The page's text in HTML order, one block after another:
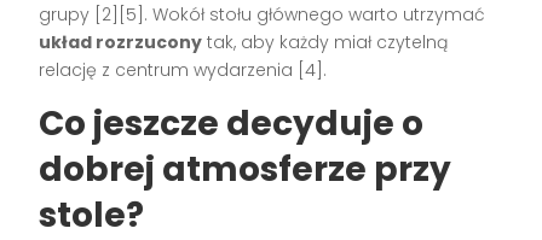
grupy [2][5]. Wokół stołu głównego warto utrzymać
układ rozrzucony tak, aby każdy miał czytelną
relację z centrum wydarzenia [4].
Co jeszcze decyduje o
dobrej atmosferze przy
stole?